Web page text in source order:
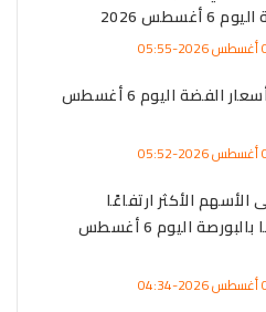
أغسطس 2026
استقرار أسعار الفضة اليوم 6 أغسطس
الأكثر ارتفاعًا
وانخفاضًا بالبورصة اليوم 6 أغسطس